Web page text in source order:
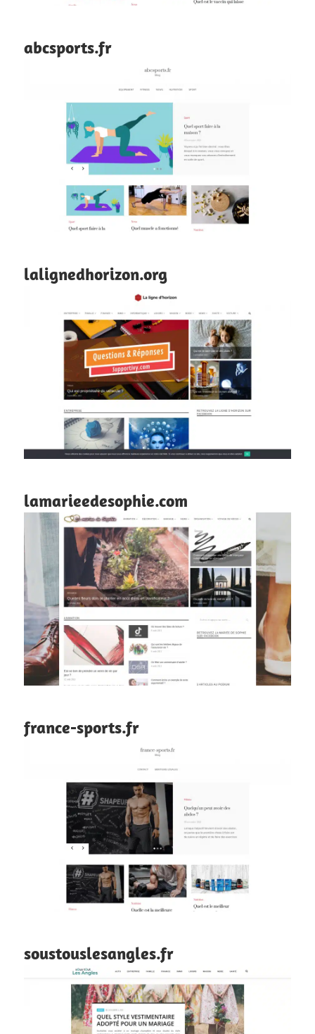
abcsports.fr
lalignedhorizon.org
lamarieedesophie.com
france-sports.fr
soustouslesangles.fr